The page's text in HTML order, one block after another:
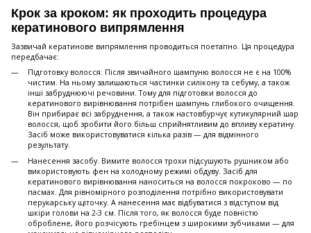
Крок за кроком: як проходить процедура
кератинового випрямлення
Зазвичай кератинове випрямлення проводиться поетапно. Ця процедура
передбачає:
Підготовку волосся. Після звичайного шампуню волосся не є на 100%
чистим. На ньому залишаються частинки силікону та себуму, а також
інші забруднюючі речовини. Тому для підготовки волосся до
кератинового вирівнювання потрібен шампунь глибокого очищення.
Він прибирає всі забруднення, а також настовбурчує кутикулярний шар
волосся, щоб зробити його більш сприйнятливим до впливу кератину.
Засіб може використовуватися кілька разів — для відмінного
результату.
Нанесення засобу. Вимите волосся трохи підсушують рушником або
використовують фен на холодному режимі обдуву. Засіб для
кератинового вирівнювання наноситься на волосся покроково — по
пасмах. Для рівномірного розподілення потрібно використовувати
перукарську щіточку. А нанесення має відбуватися з відступом від
шкіри голови на 2-3 см. Після того, як волосся буде повністю
оброблене, його розчісують гребінцем з широкими зубчиками — для